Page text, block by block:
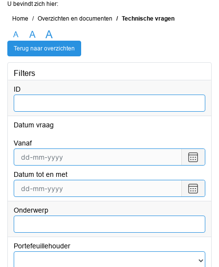
U bevindt zich hier:
Home Overzichten en documenten Technische vragen
A A A
Terug naar overzichten
Filters
ID
Datum vraag
vanaf
een
vanaf
Datum tot en met
een
tot
met
Onderwerp
Portefeuillehouder